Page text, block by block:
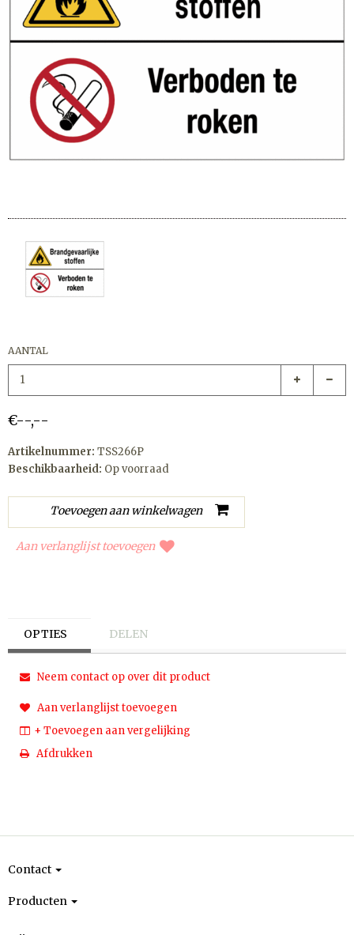
AANTAL
€--,--
Artikelnummer: TSS266P
Beschikbaarheid: Op voorraad
Aan verlanglijst toevoegen
OPTIES DELEN
Neem contact op over dit product
Aan verlanglijst toevoegen
+ Toevoegen aan vergelijking
Afdrukken
Contact
Producten